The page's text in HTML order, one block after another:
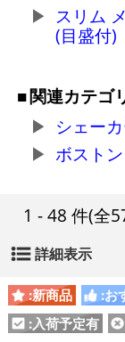
スリム
(目盛付)
関連カテゴ
シェー
ボスト
1 - 48 件(全
詳細表示
:新商品 :お
:入荷予定有